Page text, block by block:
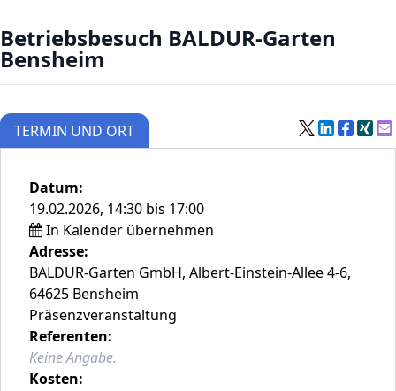
Betriebsbesuch BALDUR-Garten
Bensheim
TERMIN UND ORT
Datum:
19.02.2026, 14:30 bis 17:00
In Kalender übernehmen
Adresse:
BALDUR-Garten GmbH, Albert-Einstein-Allee 4-6,
64625 Bensheim
Präsenzveranstaltung
Referenten:
Keine Angabe.
Kosten: